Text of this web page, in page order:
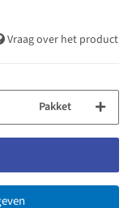
Vraag over het product
Pakket